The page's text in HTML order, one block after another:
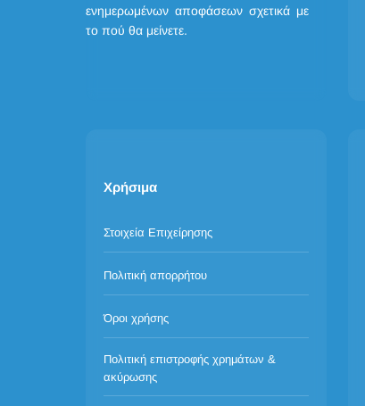
ενημερωμένων αποφάσεων σχετικά με
το πού θα μείνετε.
Χρήσιμα
Στοιχεία Επιχείρησης
Πολιτική απορρήτου
Όροι χρήσης
Πολιτική επιστροφής χρημάτων &
ακύρωσης